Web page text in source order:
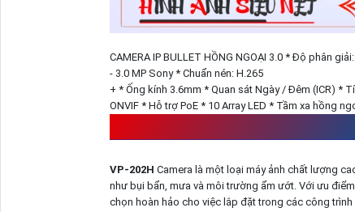
CAMERA IP BULLET HỒNG NGOẠI 3.0 * Độ phân giải:
- 3.0 MP Sony * Chuẩn nén: H.265
+ * Ống kính 3.6mm * Quan sát Ngày / Đêm (ICR) *
ONVIF * Hỗ trợ PoE * 10 Array LED * Tầm xa hồng
VP-202H Camera là một loại máy ảnh chất lượng
như bụi bẩn, mưa và môi trường ẩm ướt. Với ưu
chọn hoàn hảo cho việc lắp đặt trong các công trình